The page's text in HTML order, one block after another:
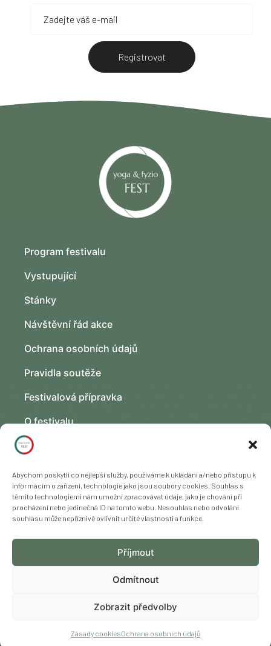
Abychom poskytli co nejlepší služby, používáme k ukládání a/nebo přístupu k
informacím o zařízení, technologie jako jsou soubory cookies. Souhlas s
těmito technologiemi nám umožní zpracovávat údaje, jako je chování při
procházení nebo jedinečná ID na tomto webu. Nesouhlas nebo odvolání
souhlasu může nepříznivě ovlivnit určité vlastnosti a funkce.
Příjmout
Odmítnout
Zobrazit předvolby
Zásady cookiesOchrana osobních údajů
Registrovat
Program festivalu
Vystupující
Stánky
Návštěvní řád akce
Ochrana osobních údajů
Pravidla soutěže
Festivalová přípravka
O festivalu
Kontakt
vyhrazena. Změna programu vyhrazena.